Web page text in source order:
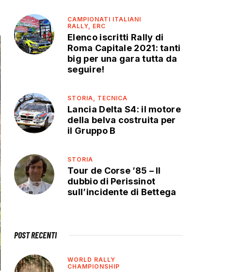
CAMPIONATI ITALIANI
RALLY, ERC
Elenco iscritti Rally di
Roma Capitale 2021: tanti
big per una gara tutta da
seguire!
STORIA, TECNICA
Lancia Delta S4: il motore
della belva costruita per
il Gruppo B
STORIA
Tour de Corse ’85 – Il
dubbio di Perissinot
sull’incidente di Bettega
POST RECENTI
WORLD RALLY
CHAMPIONSHIP